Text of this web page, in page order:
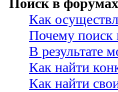
Поиск в форумах
Как
Почему поиск
В результате
Как найти
Как найти